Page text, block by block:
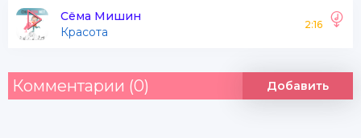
Сёма Мишин
Красота
2:16
Комментарии (0) Добавить